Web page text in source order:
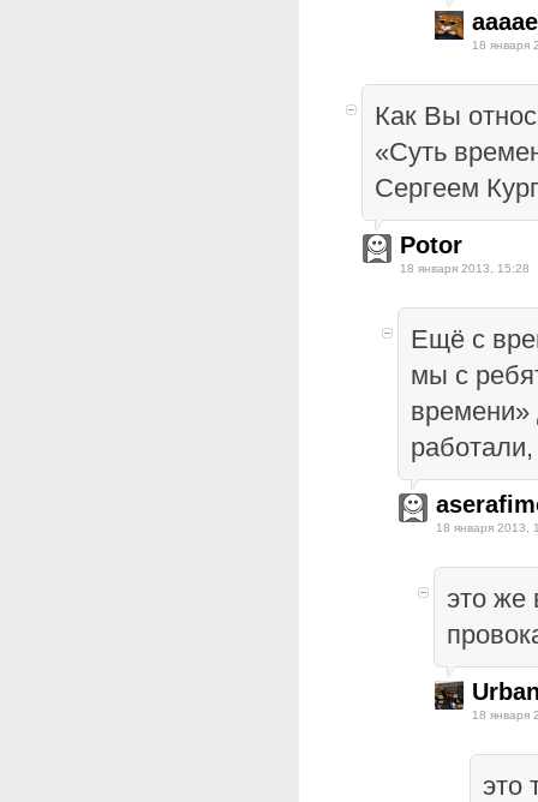
18 января
Как Вы
«Суть
Сергеем
Potor
18 января 2013, 15:28
Ещё с
мы с
времени»
18 января 2013,
это же
18 января
это